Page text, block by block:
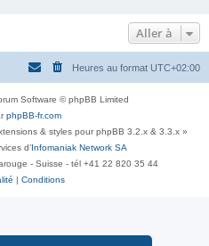
Aller à
Heures au format UTC+02:00
Software © phpBB Limited
phpBB-fr.com
& styles pour phpBB 3.2.x & 3.3.x »
d’ Infomaniak Network SA
- Suisse - tél +41 22 820 35 44
Conditions